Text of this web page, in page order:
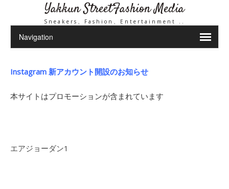
Yakkun StreetFashion Media
Sneakers、Fashion、Entertainment ..
Instagram 新アカウント開設のお知らせ
本サイトはプロモーションが含まれています
エアジョーダン1